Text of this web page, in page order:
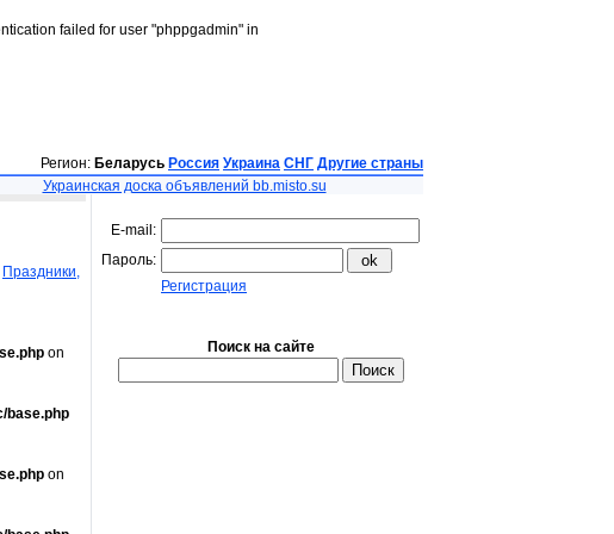
failed for user "phppgadmin" in
Регион: Беларусь Россия Украина СНГ Другие страны
Украинская доска объявлений bb.misto.su
Праздники,
on
base.php
on
E-mail:
Пароль:
Регистрация
Поиск на сайте